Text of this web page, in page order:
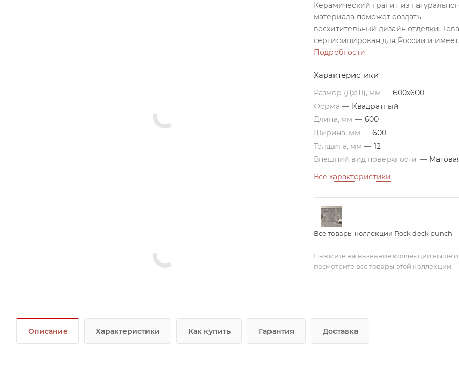
Керамический гранит из
материала поможет создать
восхитительный дизайн отделки.
сертифицирован для России и имеет
высочайшее качество и точность
Подробности
Характеристики
Размер (ДxШ), мм — 600x600
Форма — Квадратный
Длина, мм — 600
Ширина, мм — 600
Толщина, мм — 12
Внешний вид поверхности —
Все характеристики
Все товары коллекции Rock deck punch
Нажмите на название коллекции выше и
посмотрите все товары этой коллекции.
Описание Характеристики Как купить Гарантия Доставка